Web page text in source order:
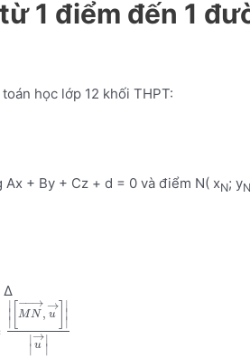
1 điểm đến 1
học lớp 12 khối THPT:
+ By + Cz + d = 0 và điểm N( xN; yN
Δ
∣
∣
∣ [MN
− →
−
, u
→ ∣
∣
∣
∣ u
→
∣